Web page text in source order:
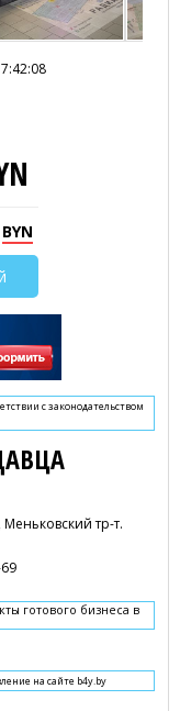
BYN
с законодательством
тр-т.
готового бизнеса в
на сайте b4y.by